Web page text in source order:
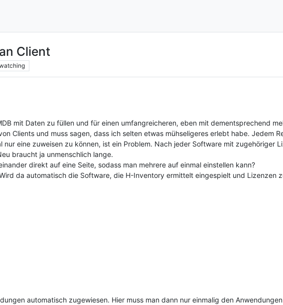
Client
mit Daten zu füllen und für einen umfangreicheren, eben mit dementsprechend
Clients und muss sagen, dass ich selten etwas mühseligeres erlebt habe. Jedem
nur eine zuweisen zu können, ist ein Problem. Nach jeder Software mit zugehöriger
braucht ja unmenschlich lange.
direkt auf eine Seite, sodass man mehrere auf einmal einstellen kann?
da automatisch die Software, die H-Inventory ermittelt eingespielt und Lizenzen
automatisch zugewiesen. Hier muss man dann nur einmalig den